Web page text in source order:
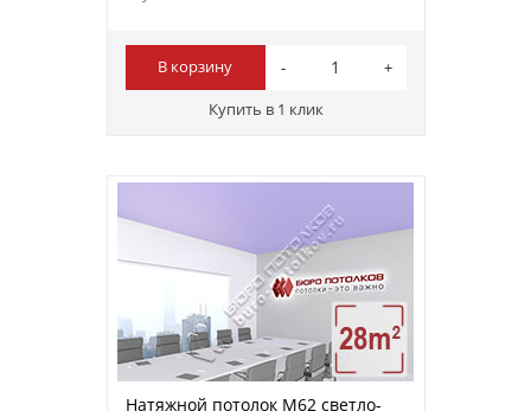
В корзину
Купить в 1 клик
Натяжной потолок M62 светло-